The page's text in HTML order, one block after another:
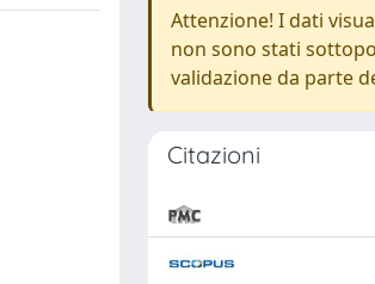
Attenzione! I dati
non sono stati
validazione da parte
Citazioni